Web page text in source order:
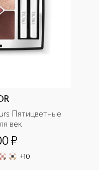
Пятицветные
век
¤
+10